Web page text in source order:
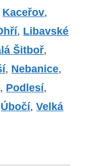
Kaceřov,
, Libavské
Šitboř,
, Nebanice,
, Podlesí,
Úbočí,Velká